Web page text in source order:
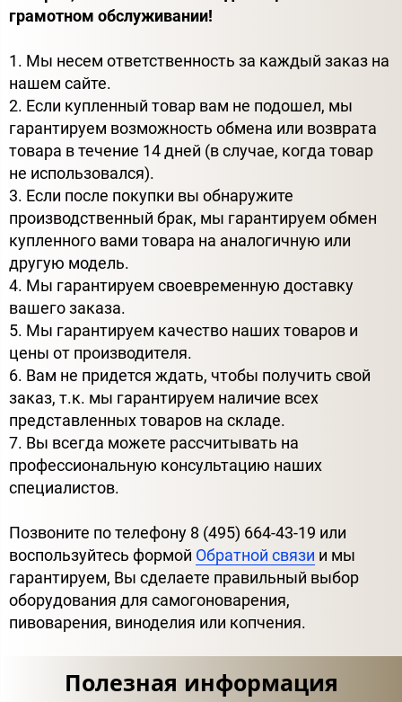
грамотном обслуживании!
1. Мы несем ответственность за каждый заказ на
нашем сайте.
2. Если купленный товар вам не подошел, мы
гарантируем возможность обмена или возврата
товара в течение 14 дней (в случае, когда товар
не использовался).
3. Если после покупки вы обнаружите
производственный брак, мы гарантируем обмен
купленного вами товара на аналогичную или
другую модель.
4. Мы гарантируем своевременную доставку
вашего заказа.
5. Мы гарантируем качество наших товаров и
цены от производителя.
6. Вам не придется ждать, чтобы получить свой
заказ, т.к. мы гарантируем наличие всех
представленных товаров на складе.
7. Вы всегда можете рассчитывать на
профессиональную консультацию наших
специалистов.
Позвоните по телефону 8 (495) 664-43-19 или
воспользуйтесь формой Обратной связи и мы
гарантируем, Вы сделаете правильный выбор
оборудования для самогоноварения,
пивоварения, виноделия или копчения.
Полезная информация